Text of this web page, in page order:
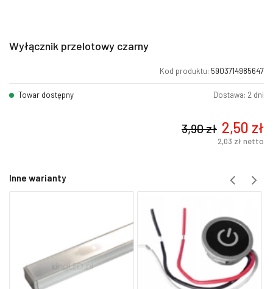
Wyłącznik przelotowy czarny
Kod produktu: 5903714985647
Towar dostępny Dostawa: 2 dni
3,90zł 2,50 zł
2,03 złnetto
Inne warianty